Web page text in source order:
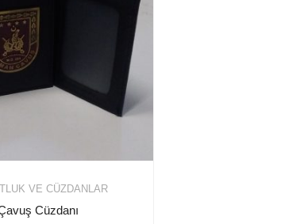
VE CÜZDANLAR
Cüzdanı